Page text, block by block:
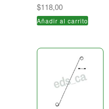
$118,00
Añadir al carrito